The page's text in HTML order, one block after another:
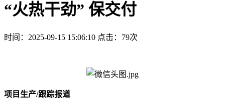
“火热干劲” 保交付
时间：2025-09-15 15:06:10 点击：79次
项目生产/跟踪报道